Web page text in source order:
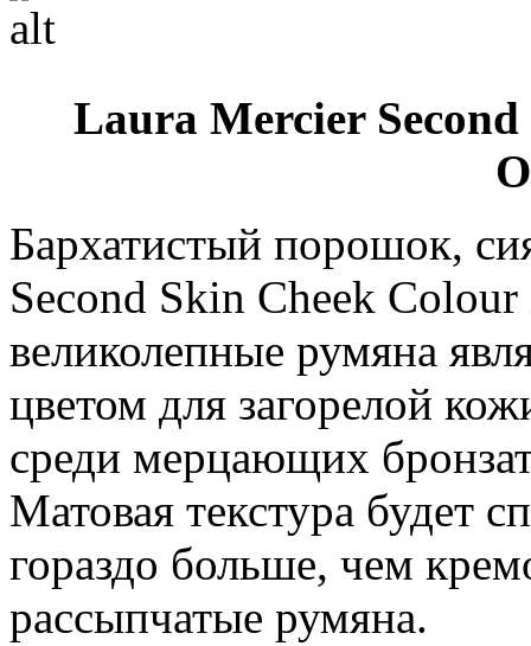
Laura Mercier
Бархатистый порошок,
Second Skin Cheek
великолепные румяна
цветом для загорелой
среди мерцающих
Матовая текстура будет
гораздо больше, чем
рассыпчатые румяна.